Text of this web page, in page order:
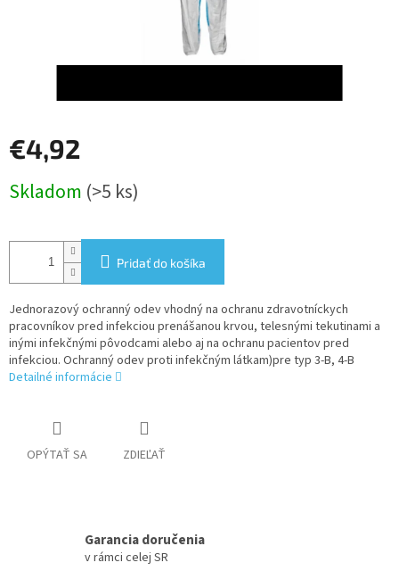
€4,92
cena:
Skladom (>5 ks)
Pridať do košíka
Jednorazový ochranný odev vhodný na ochranu zdravotníckych
pracovníkov pred infekciou prenášanou krvou, telesnými tekutinami a
inými infekčnými pôvodcami alebo aj na ochranu pacientov pred
infekciou. Ochranný odev proti infekčným látkam)pre typ 3-B, 4-B
Detailné informácie
OPÝTAŤ SA ZDIEĽAŤ
Garancia doručenia
v rámci celej SR